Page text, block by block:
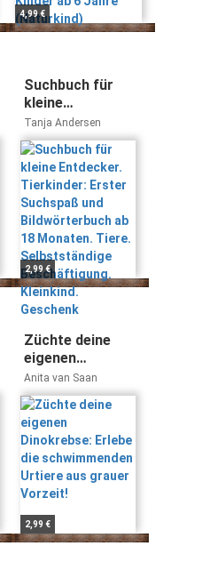
4,99 €
Suchbuch für
kleine
Entdecker.
Tierkinder:
Erster Suchspaß
und
Bildwörterbuch
ab 18 Monaten.
Tiere.
Selbstständige
Beschäftigung.
Kleinkind.
Geschenk
Tanja Andersen
2,99 €
Züchte deine
eigenen
Dinokrebse:
Erlebe die
schwimmenden
Urtiere aus
grauer Vorzeit!
Anita van Saan
2,99 €